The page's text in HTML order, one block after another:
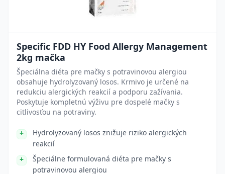
Specific FDD HY Food Allergy Management
2kg mačka
Špeciálna diéta pre mačky s potravinovou alergiou
obsahuje hydrolyzovaný losos. Krmivo je určené na
redukciu alergických reakcií a podporu zažívania.
Poskytuje kompletnú výživu pre dospelé mačky s
citlivosťou na potraviny.
Hydrolyzovaný losos znižuje riziko alergických
reakcií
Špeciálne formulovaná diéta pre mačky s
potravinovou alergiou